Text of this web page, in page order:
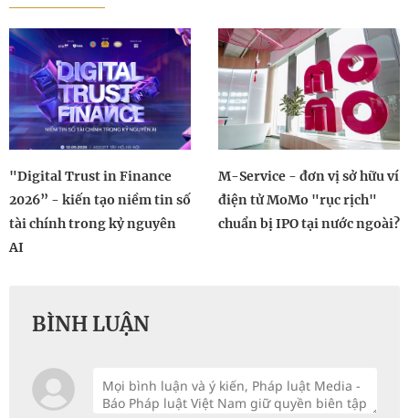
"Digital Trust in Finance
2026” - kiến tạo niềm tin số
tài chính trong kỷ nguyên
AI
M-Service - đơn vị sở hữu ví
điện tử MoMo "rục rịch"
chuẩn bị IPO tại nước ngoài?
BÌNH LUẬN